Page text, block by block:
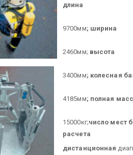
длина
9700мм; ширина
2460мм; высота
3400мм; колесная
4185мм; полная
15000кг;число мест
расчета
дистанционная